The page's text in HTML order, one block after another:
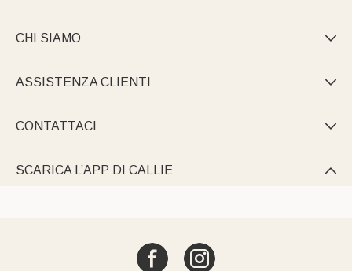
CHI SIAMO 
ASSISTENZA CLIENTI 
CONTATTACI 
SCARICA L’APP DI CALLIE 